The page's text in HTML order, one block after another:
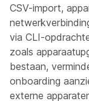
CSV-import,
via CLI-
zoals
bestaan,
onboarding
externe